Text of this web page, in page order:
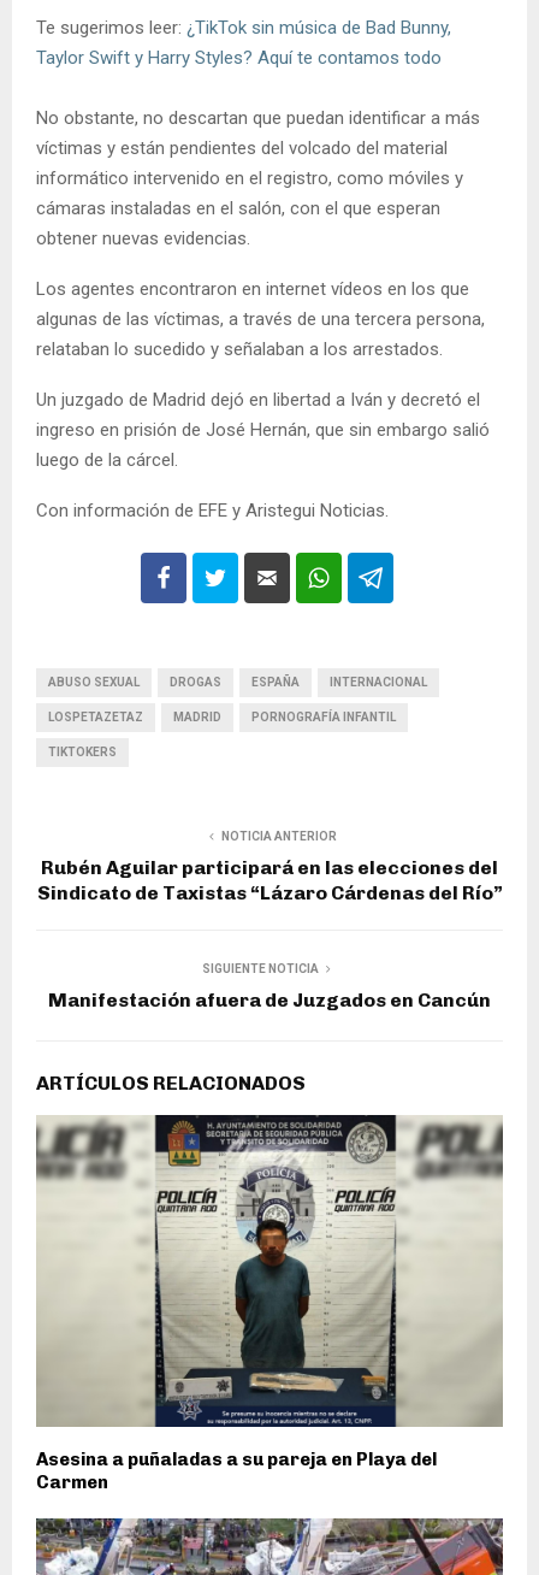
Te sugerimos leer: ¿TikTok sin música de Bad Bunny,
Taylor Swift y Harry Styles? Aquí te contamos todo
No obstante, no descartan que puedan identificar a más
víctimas y están pendientes del volcado del material
informático intervenido en el registro, como móviles y
cámaras instaladas en el salón, con el que esperan
obtener nuevas evidencias.
Los agentes encontraron en internet vídeos en los que
algunas de las víctimas, a través de una tercera persona,
relataban lo sucedido y señalaban a los arrestados.
Un juzgado de Madrid dejó en libertad a Iván y decretó el
ingreso en prisión de José Hernán, que sin embargo salió
luego de la cárcel.
Con información de EFE y Aristegui Noticias.
ABUSO SEXUAL DROGAS ESPAÑA INTERNACIONAL
LOSPETAZETAZ MADRID PORNOGRAFÍA INFANTIL
TIKTOKERS
NOTICIA ANTERIOR
Rubén Aguilar participará en las elecciones del
Sindicato de Taxistas “Lázaro Cárdenas del Río”
SIGUIENTE NOTICIA
Manifestación afuera de Juzgados en Cancún
ARTÍCULOS RELACIONADOS
Asesina a puñaladas a su pareja en Playa del
Carmen